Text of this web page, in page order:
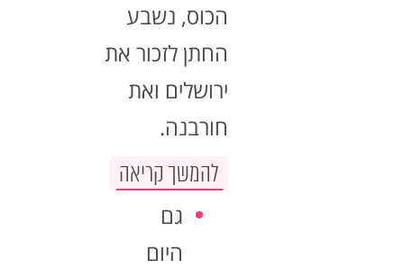
הכוס, נשבע
החתן לזכור את
ירושלים ואת
חורבנה.
להמשך קריאה
גם
היום